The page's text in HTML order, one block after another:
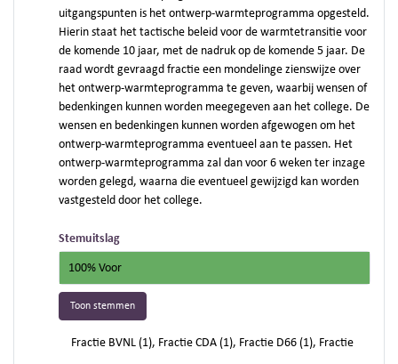
uitgangspunten is het ontwerp-warmteprogramma opgesteld.
Hierin staat het tactische beleid voor de warmtetransitie voor
de komende 10 jaar, met de nadruk op de komende 5 jaar. De
raad wordt gevraagd fractie een mondelinge zienswijze over
het ontwerp-warmteprogramma te geven, waarbij wensen of
bedenkingen kunnen worden meegegeven aan het college. De
wensen en bedenkingen kunnen worden afgewogen om het
ontwerp-warmteprogramma eventueel aan te passen. Het
ontwerp-warmteprogramma zal dan voor 6 weken ter inzage
worden gelegd, waarna die eventueel gewijzigd kan worden
vastgesteld door het college.
Stemuitslag
100% Voor
Toon stemmen
Fractie BVNL (1), Fractie CDA (1), Fractie D66 (1), Fractie